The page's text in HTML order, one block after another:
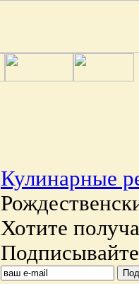
Кулинарные
Хотите